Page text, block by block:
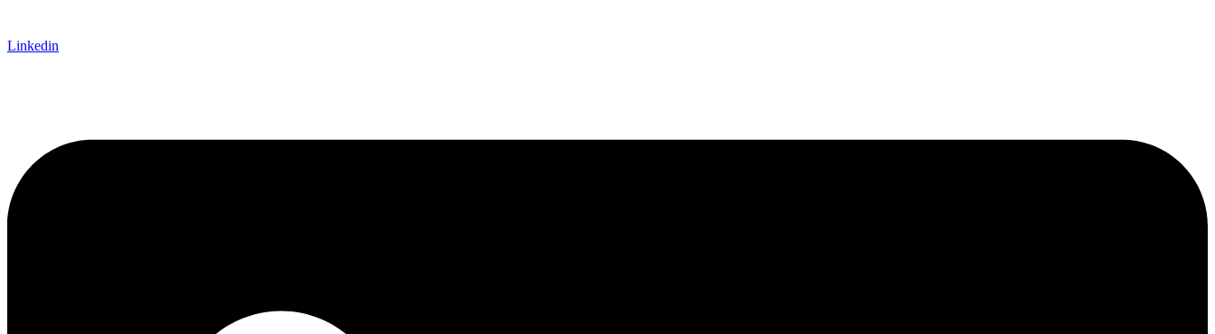
Linkedin